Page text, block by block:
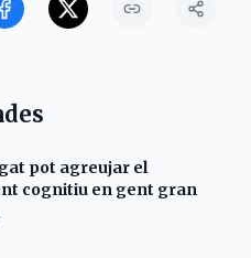
pot agreujar el
cognitiu en gent gran